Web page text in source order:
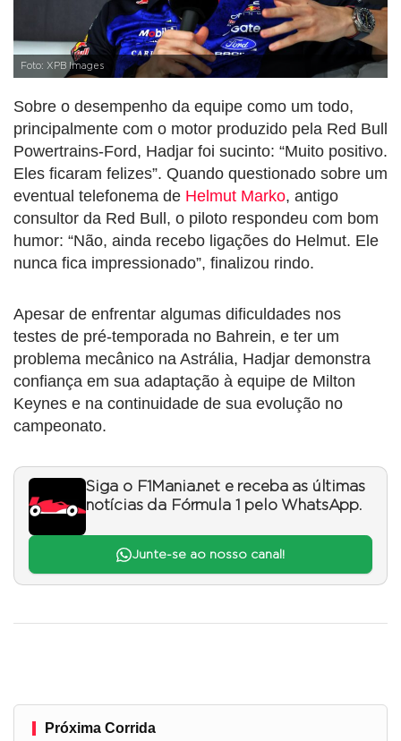
Foto: XPB Images
Sobre o desempenho da equipe como um todo,
principalmente com o motor produzido pela Red Bull
Powertrains-Ford, Hadjar foi sucinto: “Muito positivo.
Eles ficaram felizes”. Quando questionado sobre um
eventual telefonema de Helmut Marko, antigo
consultor da Red Bull, o piloto respondeu com bom
humor: “Não, ainda recebo ligações do Helmut. Ele
nunca fica impressionado”, finalizou rindo.
Apesar de enfrentar algumas dificuldades nos
testes de pré-temporada no Bahrein, e ter um
problema mecânico na Astrália, Hadjar demonstra
confiança em sua adaptação à equipe de Milton
Keynes e na continuidade de sua evolução no
campeonato.
Siga o F1Mania.net e receba as últimas
notícias da Fórmula 1 pelo WhatsApp.
Junte-se ao nosso canal!
Próxima Corrida